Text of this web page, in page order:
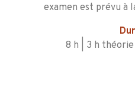
examen est prévu à
8 h | 3 h